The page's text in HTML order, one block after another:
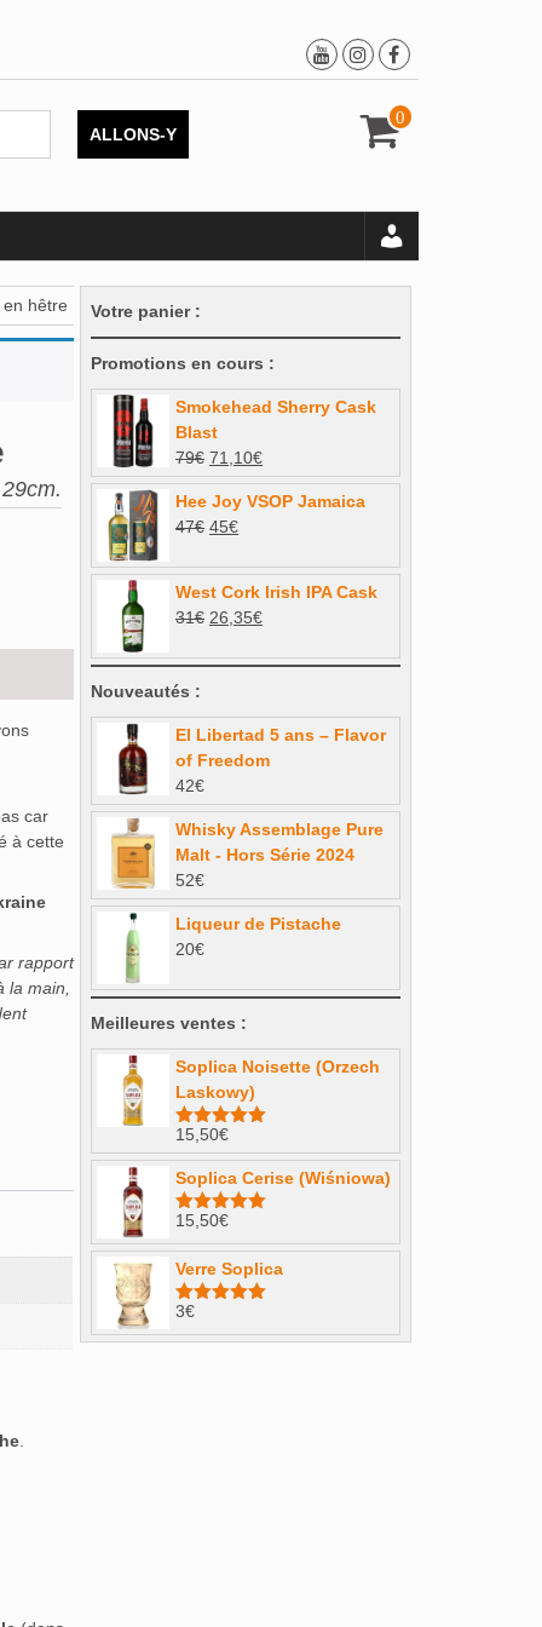
0
ALLONS-Y
hêtre
car
à cette
rapport
la main,
.
Votre panier :
Promotions en cours :
Smokehead Sherry Cask
Blast
79€ Le
prix
initial
était :
71,10€Le
prix
actuel
Hee Joy VSOP Jamaica
47€ Le
initial
était :
47€.
45€Le
actuel
est :
45€.
West Cork Irish IPA Cask
31€ Le
initial
31€.
26,35€Le
actuel
26,35€.
Nouveautés :
El Libertad 5 ans – Flavor
of Freedom
42€
Whisky Assemblage Pure
Malt - Hors Série 2024
52€
Liqueur de Pistache
20€
Meilleures ventes :
Soplica Noisette (Orzech
Laskowy)
Note4.98
sur 5
15,50€
Soplica Cerise (Wiśniowa)
Note5.00
sur 5
15,50€
Verre Soplica
Note
sur 5
3€